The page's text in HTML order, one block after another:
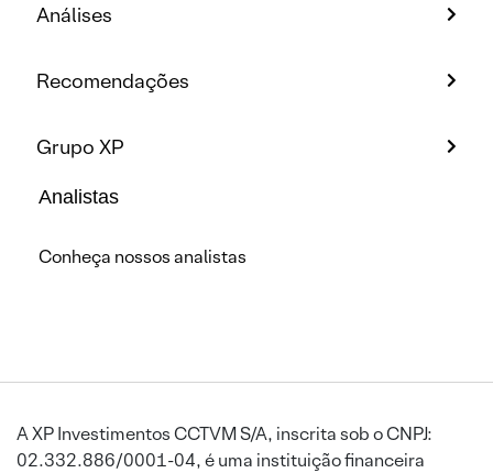
Análises
Recomendações
Grupo XP
Analistas
Conheça nossos analistas
A XP Investimentos CCTVM S/A, inscrita sob o CNPJ:
02.332.886/0001-04, é uma instituição financeira